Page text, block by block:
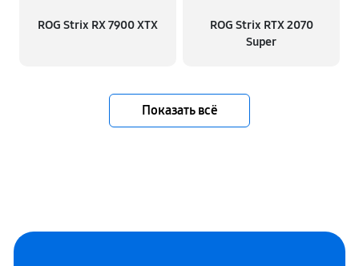
ROG Strix RX 7900 XTX
ROG Strix RTX 2070
Super
Показать всё